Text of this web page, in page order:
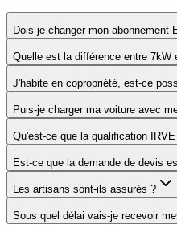
Dois-je changer mon abonnement
Quelle est la différence entre 7kW
J'habite en copropriété, est-ce
Puis-je charger ma voiture avec
Qu'est-ce que la qualification
Est-ce que la demande de devis
Les artisans sont-ils assurés ?
Sous quel délai vais-je recevoir